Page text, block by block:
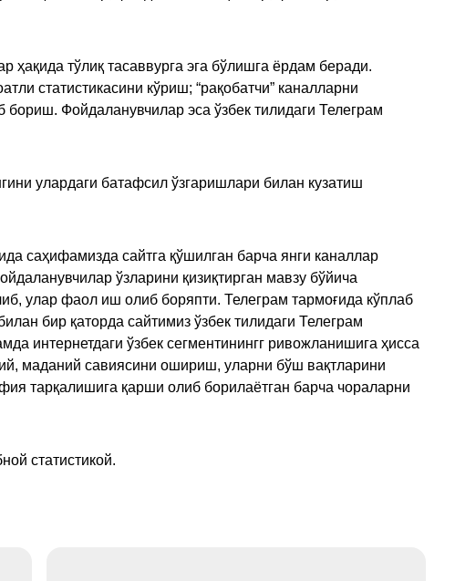
ҳақида тўлиқ тасаввурга эга бўлишга ёрдам беради.
статистикасини кўриш; “рақобатчи” каналларни
бориш. Фойдаланувчилар эса ўзбек тилидаги Телеграм
улардаги батафсил ўзгаришлари билан кузатиш
саҳифамизда сайтга қўшилган барча янги каналлар
ўзларини қизиқтирган мавзу бўйича
улар фаол иш олиб боряпти. Телеграм тармоғида кўплаб
бир қаторда сайтимиз ўзбек тилидаги Телеграм
интернетдаги ўзбек сегментинингг ривожланишига ҳисса
маданий савиясини ошириш, уларни бўш вақтларини
тарқалишига қарши олиб борилаётган барча чораларни
статистикой.